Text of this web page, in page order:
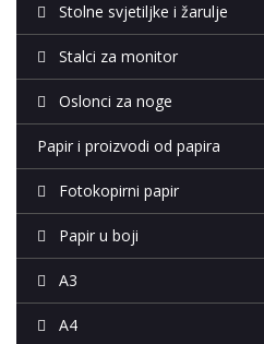
Stolne svjetiljke i žarulje
Stalci za monitor
Oslonci za noge
Papir i proizvodi od papira
Fotokopirni papir
Papir u boji
A3
A4